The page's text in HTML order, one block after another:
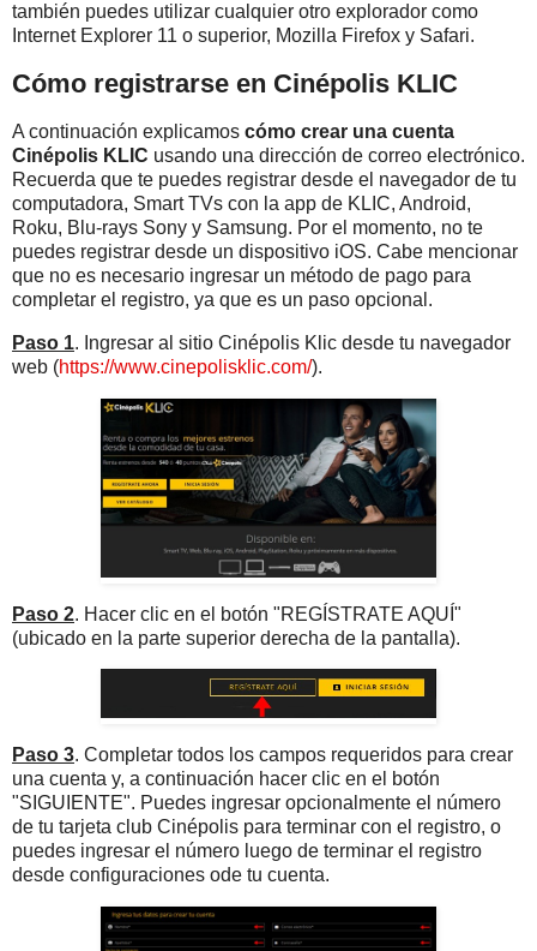
también puedes utilizar cualquier otro explorador como
Internet Explorer 11 o superior, Mozilla Firefox y Safari.
Cómo registrarse en Cinépolis KLIC
A continuación explicamos cómo crear una cuenta
Cinépolis KLIC usando una dirección de correo electrónico.
Recuerda que te puedes registrar desde el navegador de tu
computadora, Smart TVs con la app de KLIC, Android,
Roku, Blu-rays Sony y Samsung. Por el momento, no te
puedes registrar desde un dispositivo iOS. Cabe mencionar
que no es necesario ingresar un método de pago para
completar el registro, ya que es un paso opcional.
Paso 1. Ingresar al sitio Cinépolis Klic desde tu navegador
web (https://www.cinepolisklic.com/).
Paso 2. Hacer clic en el botón "REGÍSTRATE AQUÍ"
(ubicado en la parte superior derecha de la pantalla).
Paso 3. Completar todos los campos requeridos para crear
una cuenta y, a continuación hacer clic en el botón
"SIGUIENTE". Puedes ingresar opcionalmente el número
de tu tarjeta club Cinépolis para terminar con el registro, o
puedes ingresar el número luego de terminar el registro
desde configuraciones ode tu cuenta.